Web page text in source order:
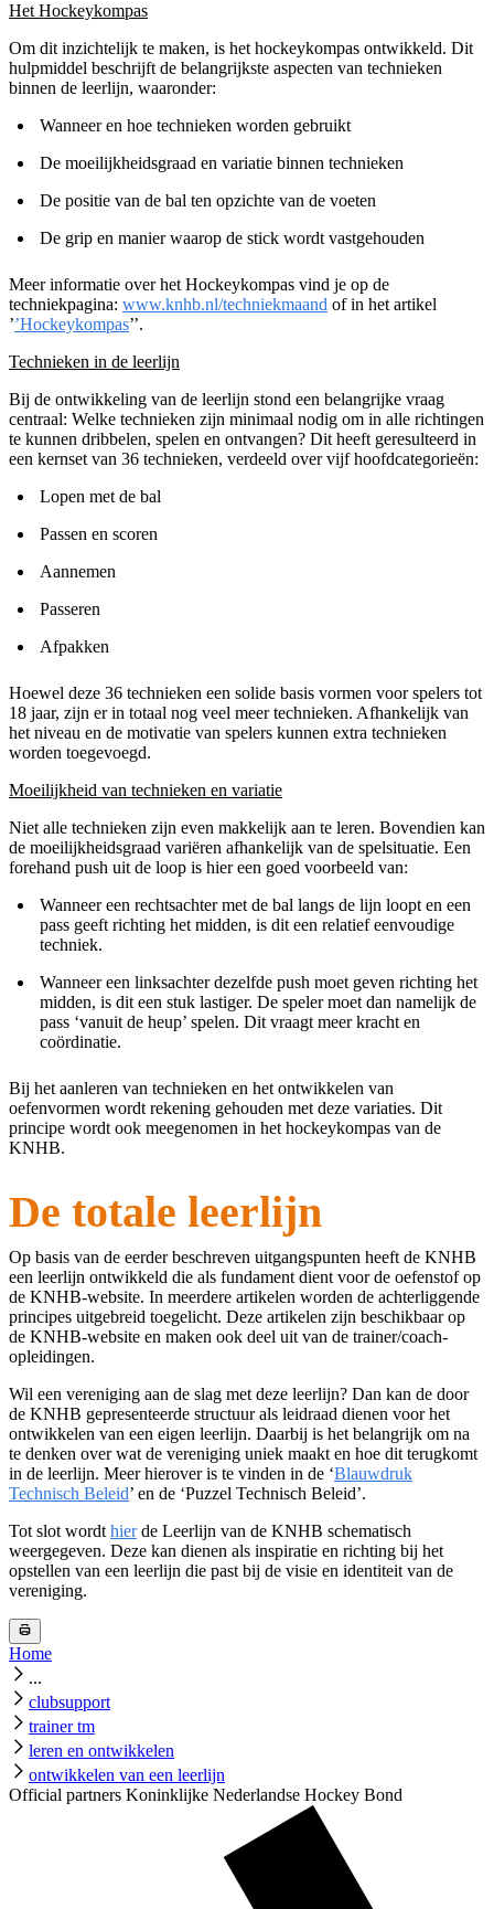
Het Hockeykompas
Om dit inzichtelijk te maken, is het hockeykompas ontwikkeld. Dit
hulpmiddel beschrijft de belangrijkste aspecten van technieken
binnen de leerlijn, waaronder:
Wanneer en hoe technieken worden gebruikt
De moeilijkheidsgraad en variatie binnen technieken
De positie van de bal ten opzichte van de voeten
De grip en manier waarop de stick wordt vastgehouden
Meer informatie over het Hockeykompas vind je op de
techniekpagina: www.knhb.nl/techniekmaand of in het artikel
’’Hockeykompas’’.
Technieken in de leerlijn
Bij de ontwikkeling van de leerlijn stond een belangrijke vraag
centraal: Welke technieken zijn minimaal nodig om in alle richtingen
te kunnen dribbelen, spelen en ontvangen? Dit heeft geresulteerd in
een kernset van 36 technieken, verdeeld over vijf hoofdcategorieën:
Lopen met de bal
Passen en scoren
Aannemen
Passeren
Afpakken
Hoewel deze 36 technieken een solide basis vormen voor spelers tot
18 jaar, zijn er in totaal nog veel meer technieken. Afhankelijk van
het niveau en de motivatie van spelers kunnen extra technieken
worden toegevoegd.
Moeilijkheid van technieken en variatie
Niet alle technieken zijn even makkelijk aan te leren. Bovendien kan
de moeilijkheidsgraad variëren afhankelijk van de spelsituatie. Een
forehand push uit de loop is hier een goed voorbeeld van:
Wanneer een rechtsachter met de bal langs de lijn loopt en een
pass geeft richting het midden, is dit een relatief eenvoudige
techniek.
Wanneer een linksachter dezelfde push moet geven richting het
midden, is dit een stuk lastiger. De speler moet dan namelijk de
pass ‘vanuit de heup’ spelen. Dit vraagt meer kracht en
coördinatie.
Bij het aanleren van technieken en het ontwikkelen van
oefenvormen wordt rekening gehouden met deze variaties. Dit
principe wordt ook meegenomen in het hockeykompas van de
KNHB.
De totale leerlijn
Op basis van de eerder beschreven uitgangspunten heeft de KNHB
een leerlijn ontwikkeld die als fundament dient voor de oefenstof op
de KNHB-website. In meerdere artikelen worden de achterliggende
principes uitgebreid toegelicht. Deze artikelen zijn beschikbaar op
de KNHB-website en maken ook deel uit van de trainer/coach-
opleidingen.
Wil een vereniging aan de slag met deze leerlijn? Dan kan de door
de KNHB gepresenteerde structuur als leidraad dienen voor het
ontwikkelen van een eigen leerlijn. Daarbij is het belangrijk om na
te denken over wat de vereniging uniek maakt en hoe dit terugkomt
in de leerlijn. Meer hierover is te vinden in de ‘Blauwdruk
Technisch Beleid’ en de ‘Puzzel Technisch Beleid’.
Tot slot wordthierde Leerlijn van de KNHB schematisch
weergegeven. Deze kan dienen als inspiratie en richting bij het
opstellen van een leerlijn die past bij de visie en identiteit van de
vereniging.
Home
...
clubsupport
trainer tm
leren en ontwikkelen
ontwikkelen van een leerlijn
Official partners Koninklijke Nederlandse Hockey Bond